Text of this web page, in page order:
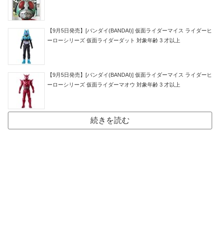
【9月5日発売】[バンダイ(BANDAI)] 仮面ライダーマイス ライダーヒ
ーローシリーズ 仮面ライダーダット 対象年齢 3 才以上
【9月5日発売】[バンダイ(BANDAI)] 仮面ライダーマイス ライダーヒ
ーローシリーズ 仮面ライダーマオウ 対象年齢 3 才以上
続きを読む